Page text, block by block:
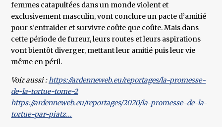
femmes catapultées dans un monde violent et
exclusivement masculin, vont conclure un pacte d’amitié
pour s’entraider et survivre coûte que coûte. Mais dans
cette période de fureur, leurs routes et leurs aspirations
vont bientôt diverger, mettant leur amitié puis leur vie
même en péril.
Voir aussi :https://ardenneweb.eu/reportages/la-promesse-
de-la-tortue-tome-2
https://ardenneweb.eu/reportages/2020/la-promesse-de-la-
tortue-par-piatz...